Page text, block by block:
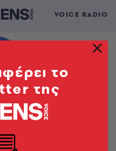
VOICE RADIO
το
της